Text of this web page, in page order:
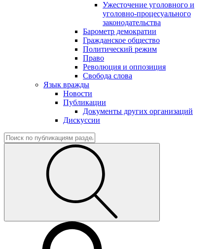
Ужесточение уголовного и
уголовно-процесуального
законодательства
Барометр демократии
Гражданское общество
Политический режим
Право
Революция и оппозиция
Свобода слова
Язык вражды
Новости
Публикации
Документы других организаций
Дискуссии